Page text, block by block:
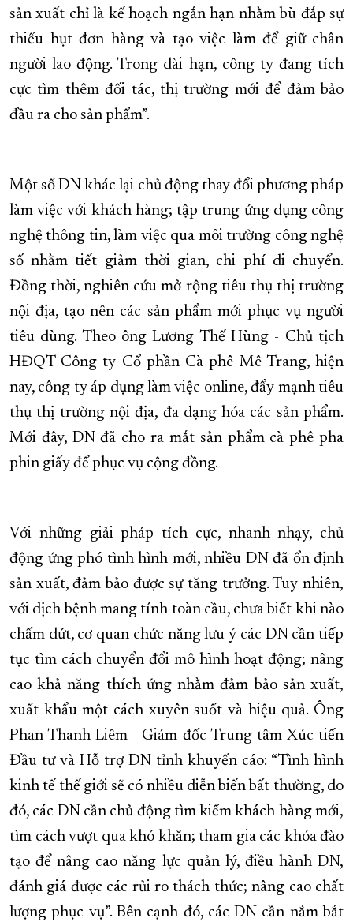
sản xuất chỉ là kế hoạch ngắn hạn nhằm bù đắp sự
thiếu hụt đơn hàng và tạo việc làm để giữ chân
người lao động. Trong dài hạn, công ty đang tích
cực tìm thêm đối tác, thị trường mới để đảm bảo
đầu ra cho sản phẩm”.
Một số DN khác lại chủ động thay đổi phương pháp
làm việc với khách hàng; tập trung ứng dụng công
nghệ thông tin, làm việc qua môi trường công nghệ
số nhằm tiết giảm thời gian, chi phí di chuyển.
Đồng thời, nghiên cứu mở rộng tiêu thụ thị trường
nội địa, tạo nên các sản phẩm mới phục vụ người
tiêu dùng. Theo ông Lương Thế Hùng - Chủ tịch
HĐQT Công ty Cổ phần Cà phê Mê Trang, hiện
nay, công ty áp dụng làm việc online, đẩy mạnh tiêu
thụ thị trường nội địa, đa dạng hóa các sản phẩm.
Mới đây, DN đã cho ra mắt sản phẩm cà phê pha
phin giấy để phục vụ cộng đồng.
Với những giải pháp tích cực, nhanh nhạy, chủ
động ứng phó tình hình mới, nhiều DN đã ổn định
sản xuất, đảm bảo được sự tăng trưởng. Tuy nhiên,
với dịch bệnh mang tính toàn cầu, chưa biết khi nào
chấm dứt, cơ quan chức năng lưu ý các DN cần tiếp
tục tìm cách chuyển đổi mô hình hoạt động; nâng
cao khả năng thích ứng nhằm đảm bảo sản xuất,
xuất khẩu một cách xuyên suốt và hiệu quả. Ông
Phan Thanh Liêm - Giám đốc Trung tâm Xúc tiến
Đầu tư và Hỗ trợ DN tỉnh khuyến cáo: “Tình hình
kinh tế thế giới sẽ có nhiều diễn biến bất thường, do
đó, các DN cần chủ động tìm kiếm khách hàng mới,
tìm cách vượt qua khó khăn; tham gia các khóa đào
tạo để nâng cao năng lực quản lý, điều hành DN,
đánh giá được các rủi ro thách thức; nâng cao chất
lượng phục vụ”. Bên cạnh đó, các DN cần nắm bắt